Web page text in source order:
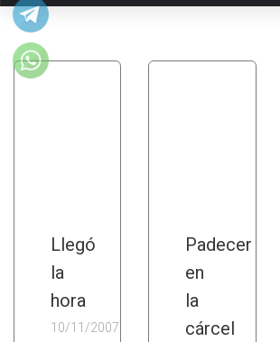
Llegó
la
hora
10/11/2007
Padecer
en
la
cárcel